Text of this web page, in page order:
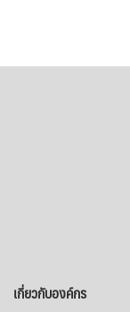
เกี่ยวกับองค์กร